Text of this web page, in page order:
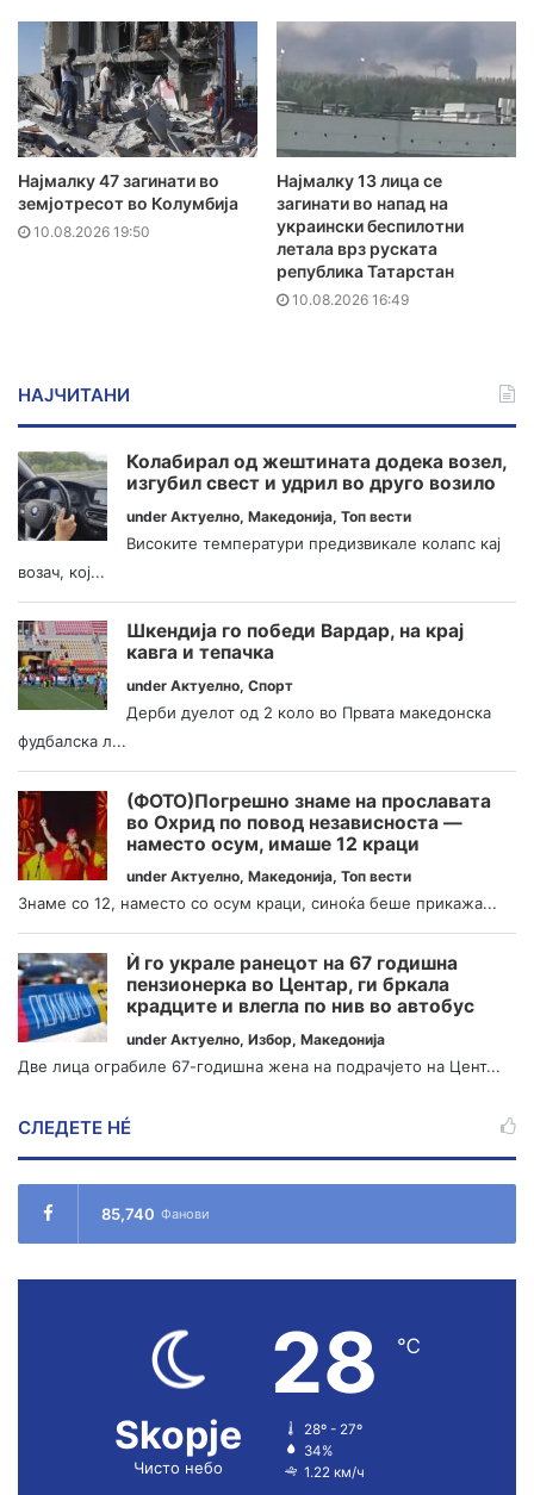
Најмалку 47 загинати во
земјотресот во Колумбија
10.08.2026 19:50
Најмалку 13 лица се
загинати во напад на
украински беспилотни
летала врз руската
република Татарстан
10.08.2026 16:49
НАЈЧИТАНИ
Колабирал од жештината додека возел,
изгубил свест и удрил во друго возило
under Актуелно, Македонија, Топ вести
Високите температури предизвикале колапс кај
возач, кој...
Шкендија го победи Вардар, на крај
кавга и тепачка
under Актуелно, Спорт
Дерби дуелот од 2 коло во Првата македонска
фудбалска л...
(ФОТО)Погрешно знаме на прославата
во Охрид по повод независноста —
наместо осум, имаше 12 краци
under Актуелно, Македонија, Топ вести
Знаме со 12, наместо со осум краци, синоќа беше прикажа...
Ѝ го украле ранецот на 67 годишна
пензионерка во Центар, ги бркала
крадците и влегла по нив во автобус
under Актуелно, Избор, Македонија
Две лица ограбиле 67-годишна жена на подрачјето на Цент...
СЛЕДЕТЕ НÉ
85,740 Фанови
Skopje
Чисто небо
28 ℃
28º - 27º
34%
1.22 км/ч